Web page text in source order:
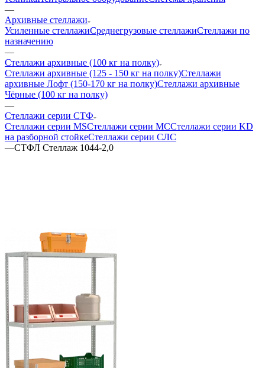
—
Архивные стеллажи
Усиленные стеллажиСреднегрузовые стеллажиСтеллажи по
назначению
—
Стеллажи архивные (100 кг на полку)
Стеллажи архивные (125 - 150 кг на полку)Стеллажи
архивные Лофт (150-170 кг на полку)Стеллажи архивные
Чёрные (100 кг на полку)
—
Стеллажи серии СТФ
Стеллажи серии MSСтеллажи серии МССтеллажи серии KD
на разборной стойкеСтеллажи серии СЛС
—СТФЛ Стеллаж 1044-2,0